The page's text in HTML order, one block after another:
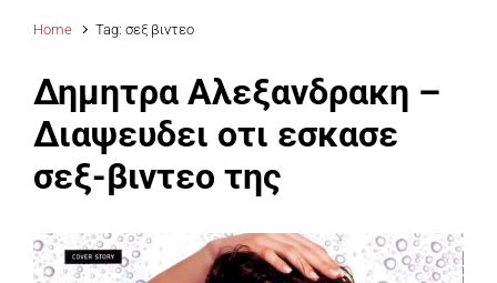
Home Tag: σεξ βιντεο
Δημητρα Αλεξανδρακη –
Διαψευδει οτι εσκασε
σεξ-βιντεο της